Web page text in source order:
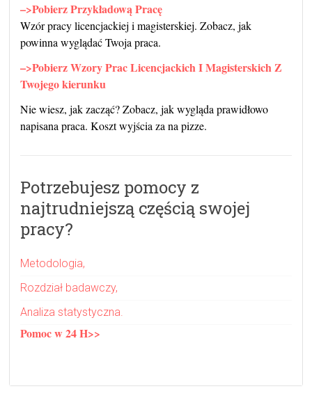
–>Pobierz Przykładową Pracę
Wzór pracy licencjackiej i magisterskiej. Zobacz, jak
powinna wyglądać Twoja praca.
–>Pobierz Wzory Prac Licencjackich I Magisterskich Z
Twojego kierunku
Nie wiesz, jak zacząć? Zobacz, jak wygląda prawidłowo
napisana praca. Koszt wyjścia za na pizze.
Potrzebujesz pomocy z
najtrudniejszą częścią swojej
pracy?
Metodologia,
Rozdział badawczy,
Analiza statystyczna.
Pomoc w 24 H>>